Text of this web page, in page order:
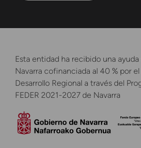
Esta entidad ha recibido una
Navarra cofinanciada al 40 % por
Desarrollo Regional a través del
FEDER 2021-2027 de Navarra